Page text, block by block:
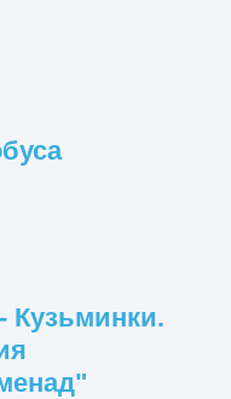
Кузьминки.